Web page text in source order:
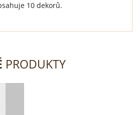
10 dekorů.
PRODUKTY